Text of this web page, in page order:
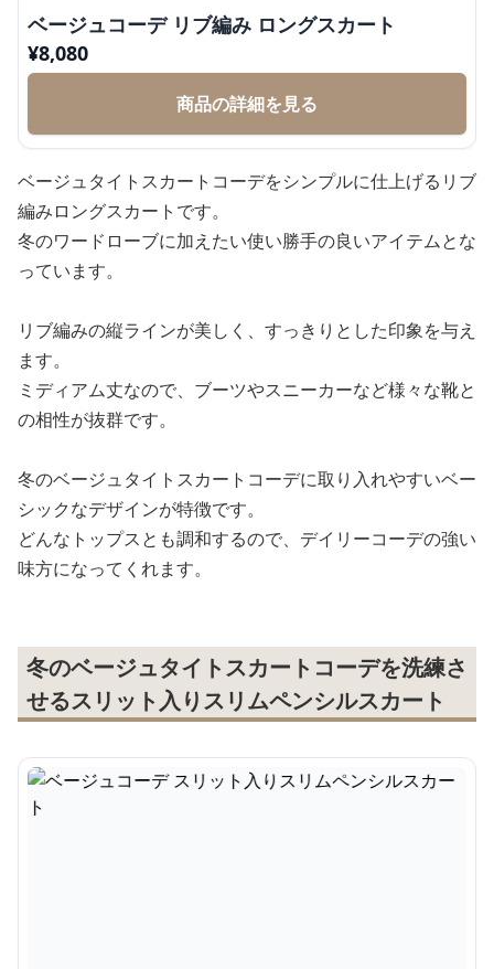
ベージュコーデ リブ編み ロングスカート
¥8,080
商品の詳細を見る
ベージュタイトスカートコーデをシンプルに仕上げるリブ
編みロングスカートです。
冬のワードローブに加えたい使い勝手の良いアイテムとな
っています。
リブ編みの縦ラインが美しく、すっきりとした印象を与え
ます。
ミディアム丈なので、ブーツやスニーカーなど様々な靴と
の相性が抜群です。
冬のベージュタイトスカートコーデに取り入れやすいベー
シックなデザインが特徴です。
どんなトップスとも調和するので、デイリーコーデの強い
味方になってくれます。
冬のベージュタイトスカートコーデを洗練さ
せるスリット入りスリムペンシルスカート